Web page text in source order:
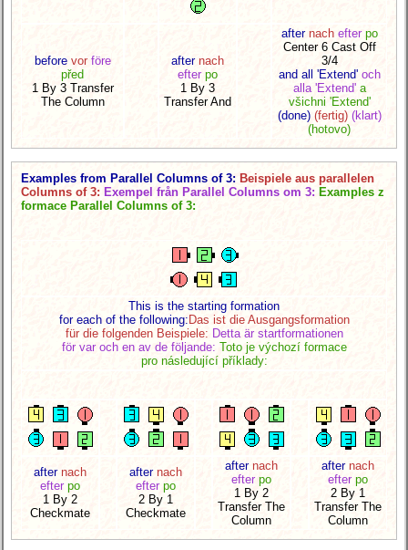
before vor före
před
1 By 3 Transfer
The Column
after nach
efter po
1 By 3
Transfer And
after nach efter po
Center 6 Cast Off
3/4
and all 'Extend' och
alla 'Extend' a
všichni 'Extend'
(done) (fertig) (klart)
(hotovo)
Examples from Parallel Columns of 3: Beispiele aus parallelen
Columns of 3: Exempel från Parallel Columns om 3: Examples z
formace Parallel Columns of 3:
This is the starting formation
for each of the following:Das ist die Ausgangsformation
für die folgenden Beispiele: Detta är startformationen
för var och en av de följande: Toto je výchozí formace
pro následující příklady:
after nach
efter po
1 By 2
Checkmate
after nach
efter po
2 By 1
Checkmate
after nach
efter po
1 By 2
Transfer The
Column
after nach
efter po
2 By 1
Transfer The
Column